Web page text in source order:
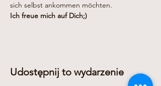
sich selbst ankommen möchten.
Ich freue mich auf Dich;)
Udostępnij to wydarzenie